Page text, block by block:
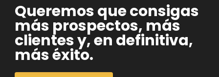
Queremos que consigas
más prospectos, más
clientes y, en definitiva,
más éxito.